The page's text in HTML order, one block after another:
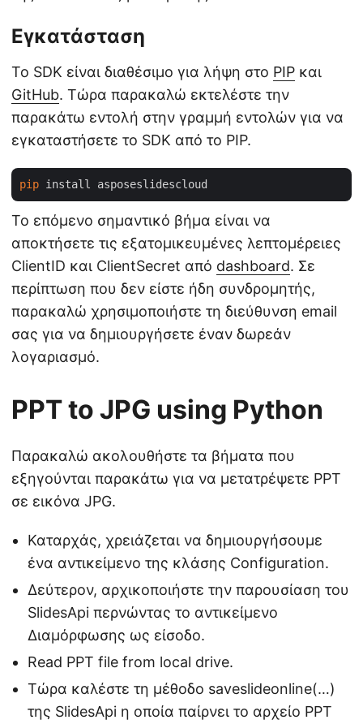
Εγκατάσταση
Το SDK είναι διαθέσιμο για λήψη στο PIP και
GitHub. Τώρα παρακαλώ εκτελέστε την
παρακάτω εντολή στην γραμμή εντολών για να
εγκαταστήσετε το SDK από το PIP.
pip
Το επόμενο σημαντικό βήμα είναι να
αποκτήσετε τις εξατομικευμένες λεπτομέρειες
ClientID και ClientSecret από dashboard. Σε
περίπτωση που δεν είστε ήδη συνδρομητής,
παρακαλώ χρησιμοποιήστε τη διεύθυνση email
σας για να δημιουργήσετε έναν δωρεάν
λογαριασμό.
PPT to JPG using Python
Παρακαλώ ακολουθήστε τα βήματα που
εξηγούνται παρακάτω για να μετατρέψετε PPT
σε εικόνα JPG.
Καταρχάς, χρειάζεται να δημιουργήσουμε
ένα αντικείμενο της κλάσης Configuration.
Δεύτερον, αρχικοποιήστε την παρουσίαση του
SlidesApi περνώντας το αντικείμενο
Διαμόρφωσης ως είσοδο.
Read PPT file from local drive.
Τώρα καλέστε τη μέθοδο saveslideonline(…)
της SlidesApi η οποία παίρνει το αρχείο PPT